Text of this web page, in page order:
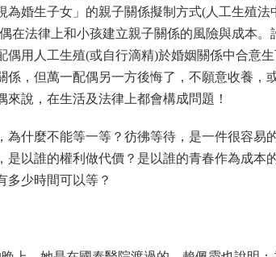
為婚生子女」的親子關係擬制方式( 人工生殖法
在法律上和小孩建立親子關係的風險與成本。
偶用人工生殖(或自行滴精)於婚姻關係中合意
係， 但萬一配偶另一方後悔了，不願意收養，
說，在生活及法律上都會構成問題！
什麼不能等一等？彷彿等待，是一件很容易的
以誰的權利做代價？是以誰的青春作為成本
多少時間可以等？